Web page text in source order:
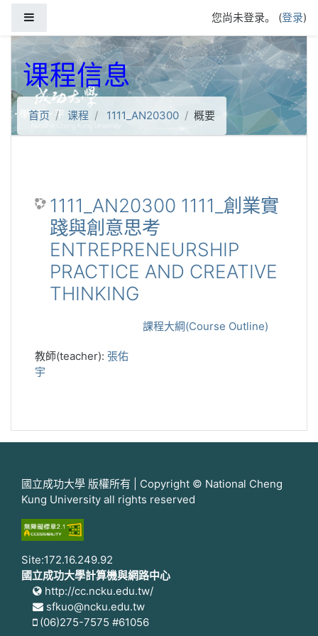
您尚未登录。 (登录)
课程信息
首页 课程 1111_AN20300 概要
1111_AN20300 1111_創業實
踐與創意思考
ENTREPRENEURSHIP
PRACTICE AND CREATIVE
THINKING
課程大綱(Course Outline)
教師(teacher): 張佑
宇
國立成功大學 版權所有 | Copyright © National Cheng
Kung University all rights reserved
Site:172.16.249.92
國立成功大學計算機與網路中心
http://cc.ncku.edu.tw/
sfkuo@ncku.edu.tw
(06)275-7575 #61056